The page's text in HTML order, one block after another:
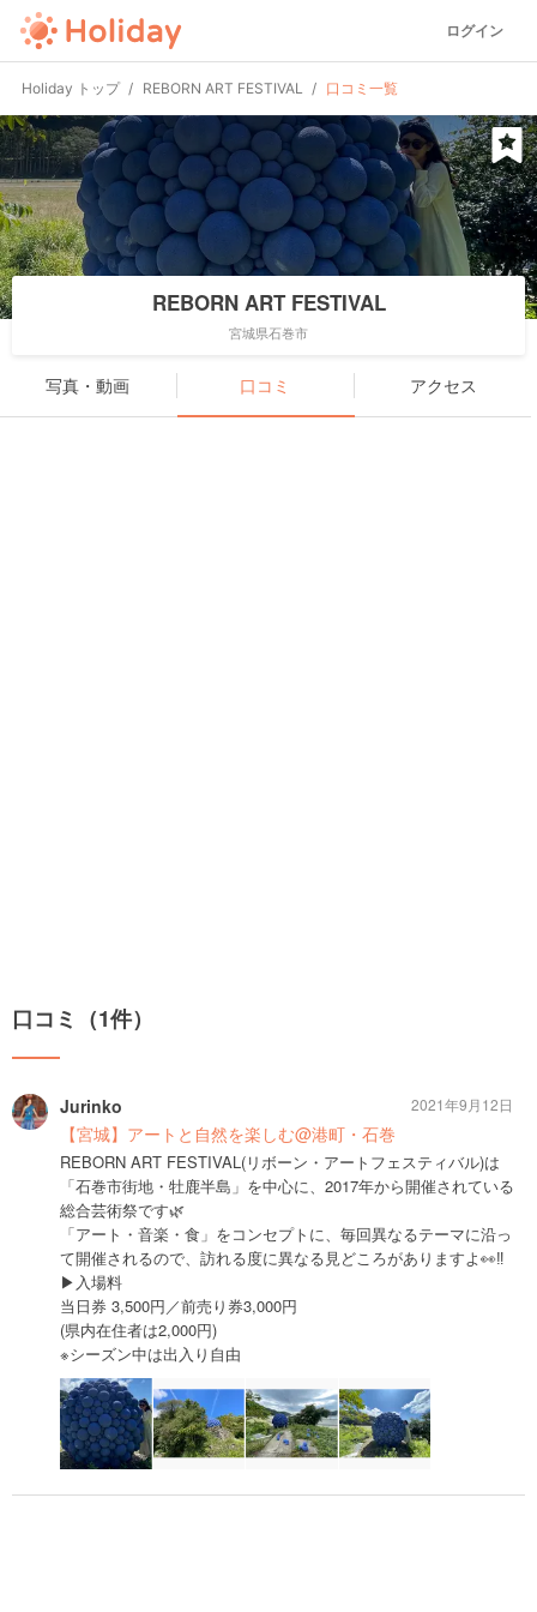
ログイン
Holiday トップ REBORN ART FESTIVAL 口コミ一覧
REBORN ART FESTIVAL
宮城県石巻市
写真・動画 口コミ アクセス
口コミ（1件）
Jurinko
【宮城】アートと自然を楽しむ@港町・石巻
REBORN ART FESTIVAL(リボーン・アートフェスティバル)は
「石巻市街地・牡鹿半島」を中心に、2017年から開催されている
総合芸術祭です🌿
「アート・音楽・食」をコンセプトに、毎回異なるテーマに沿っ
て開催されるので、訪れる度に異なる見どころがありますよ👀‼️
▶︎入場料
当日券 3,500円／前売り券3,000円
(県内在住者は2,000円)
※シーズン中は出入り自由
2021年9月12日